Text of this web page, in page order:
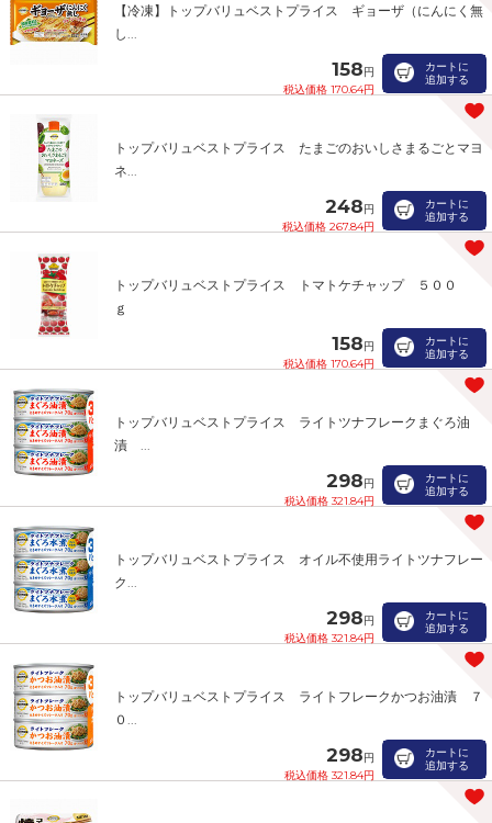
【冷凍】トップバリュベストプライス ギョーザ（にんにく無
し...
158円
税込価格 170.64円
カートに
追加する
トップバリュベストプライス たまごのおいしさまるごとマヨ
ネ...
248円
税込価格 267.84円
カートに
追加する
トップバリュベストプライス トマトケチャップ ５００
ｇ
158円
税込価格 170.64円
カートに
追加する
トップバリュベストプライス ライトツナフレークまぐろ油
漬 ...
298円
税込価格 321.84円
カートに
追加する
トップバリュベストプライス オイル不使用ライトツナフレー
ク...
298円
税込価格 321.84円
カートに
追加する
トップバリュベストプライス ライトフレークかつお油漬 ７
０...
298円
税込価格 321.84円
カートに
追加する